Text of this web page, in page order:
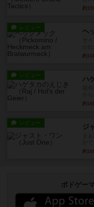
約15
レビュー ヘ
約16
レビュー ハ
約16
レビュー ジ
約16
ボドゲー